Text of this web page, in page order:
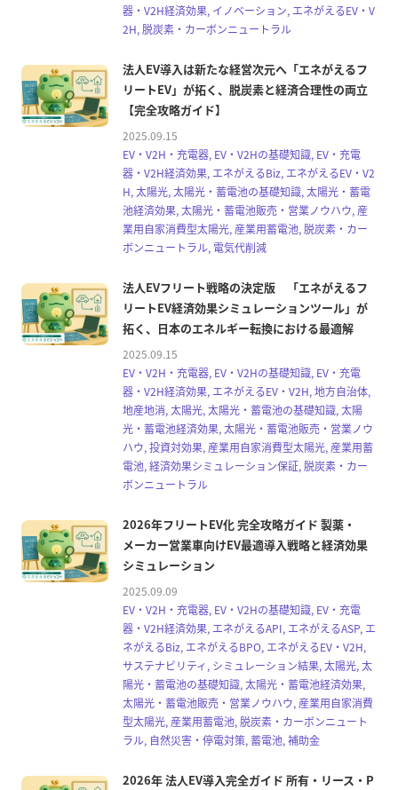
器・V2H経済効果, イノベーション, エネがえるEV・V
2H, 脱炭素・カーボンニュートラル
法人EV導入は新たな経営次元へ「エネがえるフ
リートEV」が拓く、脱炭素と経済合理性の両立
【完全攻略ガイド】
2025.09.15
EV・V2H・充電器, EV・V2Hの基礎知識, EV・充電
器・V2H経済効果, エネがえるBiz, エネがえるEV・V2
H, 太陽光, 太陽光・蓄電池の基礎知識, 太陽光・蓄電
池経済効果, 太陽光・蓄電池販売・営業ノウハウ, 産
業用自家消費型太陽光, 産業用蓄電池, 脱炭素・カー
ボンニュートラル, 電気代削減
法人EVフリート戦略の決定版 「エネがえるフ
リートEV経済効果シミュレーションツール」が
拓く、日本のエネルギー転換における最適解
2025.09.15
EV・V2H・充電器, EV・V2Hの基礎知識, EV・充電
器・V2H経済効果, エネがえるEV・V2H, 地方自治体,
地産地消, 太陽光, 太陽光・蓄電池の基礎知識, 太陽
光・蓄電池経済効果, 太陽光・蓄電池販売・営業ノウ
ハウ, 投資対効果, 産業用自家消費型太陽光, 産業用蓄
電池, 経済効果シミュレーション保証, 脱炭素・カー
ボンニュートラル
2026年フリートEV化 完全攻略ガイド 製薬・
メーカー営業車向けEV最適導入戦略と経済効果
シミュレーション
2025.09.09
EV・V2H・充電器, EV・V2Hの基礎知識, EV・充電
器・V2H経済効果, エネがえるAPI, エネがえるASP, エ
ネがえるBiz, エネがえるBPO, エネがえるEV・V2H,
サステナビリティ, シミュレーション結果, 太陽光, 太
陽光・蓄電池の基礎知識, 太陽光・蓄電池経済効果,
太陽光・蓄電池販売・営業ノウハウ, 産業用自家消費
型太陽光, 産業用蓄電池, 脱炭素・カーボンニュート
ラル, 自然災害・停電対策, 蓄電池, 補助金
2026年 法人EV導入完全ガイド 所有・リース・P